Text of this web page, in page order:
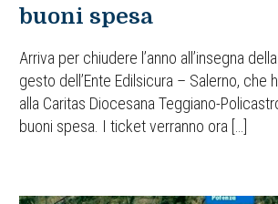
buoni spesa
Arriva per chiudere l’anno all’insegna
gesto dell’Ente Edilsicura – Salerno, che
alla Caritas Diocesana Teggiano-
buoni spesa. I ticket verranno ora […]